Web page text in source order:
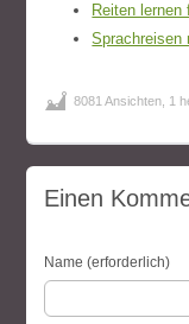
Reiten
Sprachreisen
8081 Ansichten, 1
Einen
Name (erforderlich)